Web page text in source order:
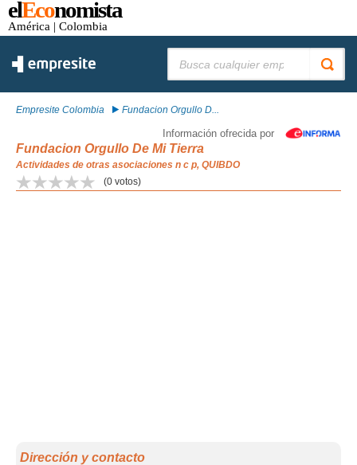
elEconomista
América | Colombia
Empresite Colombia Fundacion Orgullo D...
Información ofrecida por
Fundacion Orgullo De Mi Tierra
Actividades de otras asociaciones n c p, QUIBDO
(0 votos)
Dirección y contacto